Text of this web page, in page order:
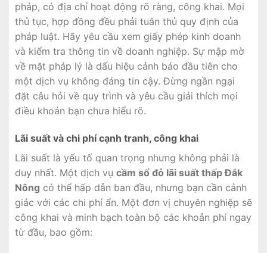
pháp, có địa chỉ hoạt động rõ ràng, công khai. Mọi
thủ tục, hợp đồng đều phải tuân thủ quy định của
pháp luật. Hãy yêu cầu xem giấy phép kinh doanh
và kiểm tra thông tin về doanh nghiệp. Sự mập mờ
về mặt pháp lý là dấu hiệu cảnh báo đầu tiên cho
một dịch vụ không đáng tin cậy. Đừng ngần ngại
đặt câu hỏi về quy trình và yêu cầu giải thích mọi
điều khoản bạn chưa hiểu rõ.
Lãi suất và chi phí cạnh tranh, công khai
Lãi suất là yếu tố quan trọng nhưng không phải là
duy nhất. Một dịch vụ cầm sổ đỏ lãi suất thấp Đắk
Nông có thể hấp dẫn ban đầu, nhưng bạn cần cảnh
giác với các chi phí ẩn. Một đơn vị chuyên nghiệp sẽ
công khai và minh bạch toàn bộ các khoản phí ngay
từ đầu, bao gồm: